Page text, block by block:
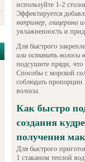
используйте 1-2
Эффектируется
например, глицерина
увлажненность и
Для быстрого
или оставить волосы
подсушите пряди,
Способы с морской
соблюдать пропорции
волосы.
Как быстро
создания
получения
Для быстрого
1 стаканом теплой